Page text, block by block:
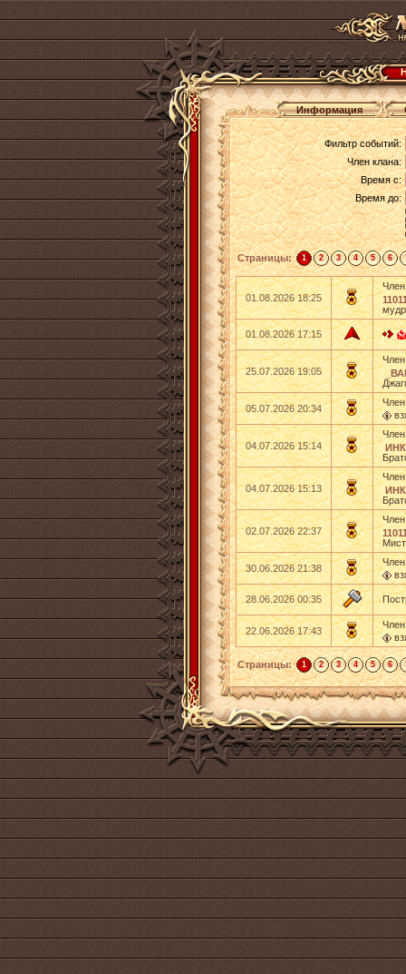
Информация
Фильтр событий:
Член клана:
Время с:
Время до:
Страницы: 1 2 3 4 5 6
01.08.2026 18:25
01.08.2026 17:15
25.07.2026 19:05
05.07.2026 20:34
04.07.2026 15:14
04.07.2026 15:13
02.07.2026 22:37
30.06.2026 21:38
28.06.2026 00:35
22.06.2026 17:43
Страницы: 1 2 3 4 5 6